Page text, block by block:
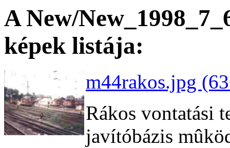
A New/
képek listája:
m44rakos.jpg
Rákos vontatási
javítóbázis